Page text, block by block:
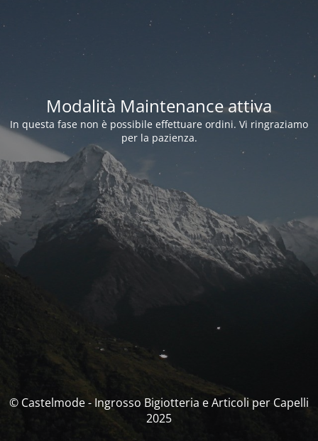
Modalità Maintenance attiva
In questa fase non è possibile effettuare ordini. Vi ringraziamo
per la pazienza.
© Castelmode - Ingrosso Bigiotteria e Articoli per Capelli
2025